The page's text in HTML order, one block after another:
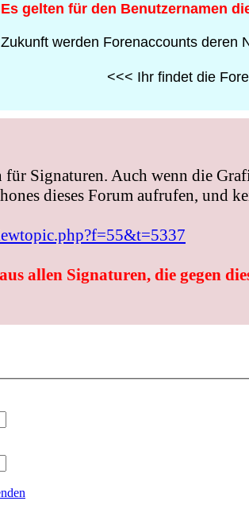
Es gelten für den Benutzernamen
werden Forenaccounts deren
<<< Ihr findet die
Signaturen. Auch wenn die
dieses Forum aufrufen, und
allen Signaturen, die gegen